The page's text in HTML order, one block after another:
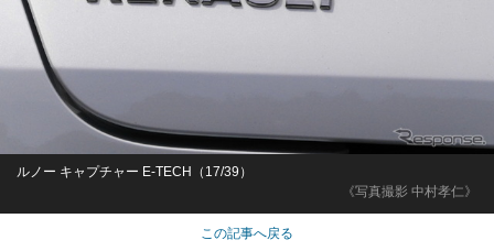
《写真撮影 中村孝仁》
ルノー キャプチャー E-TECH（17/39）
この記事へ戻る